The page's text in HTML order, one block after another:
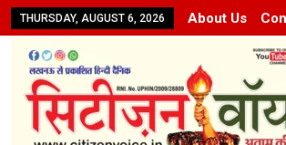
THURSDAY, AUGUST 6, 2026 About Us